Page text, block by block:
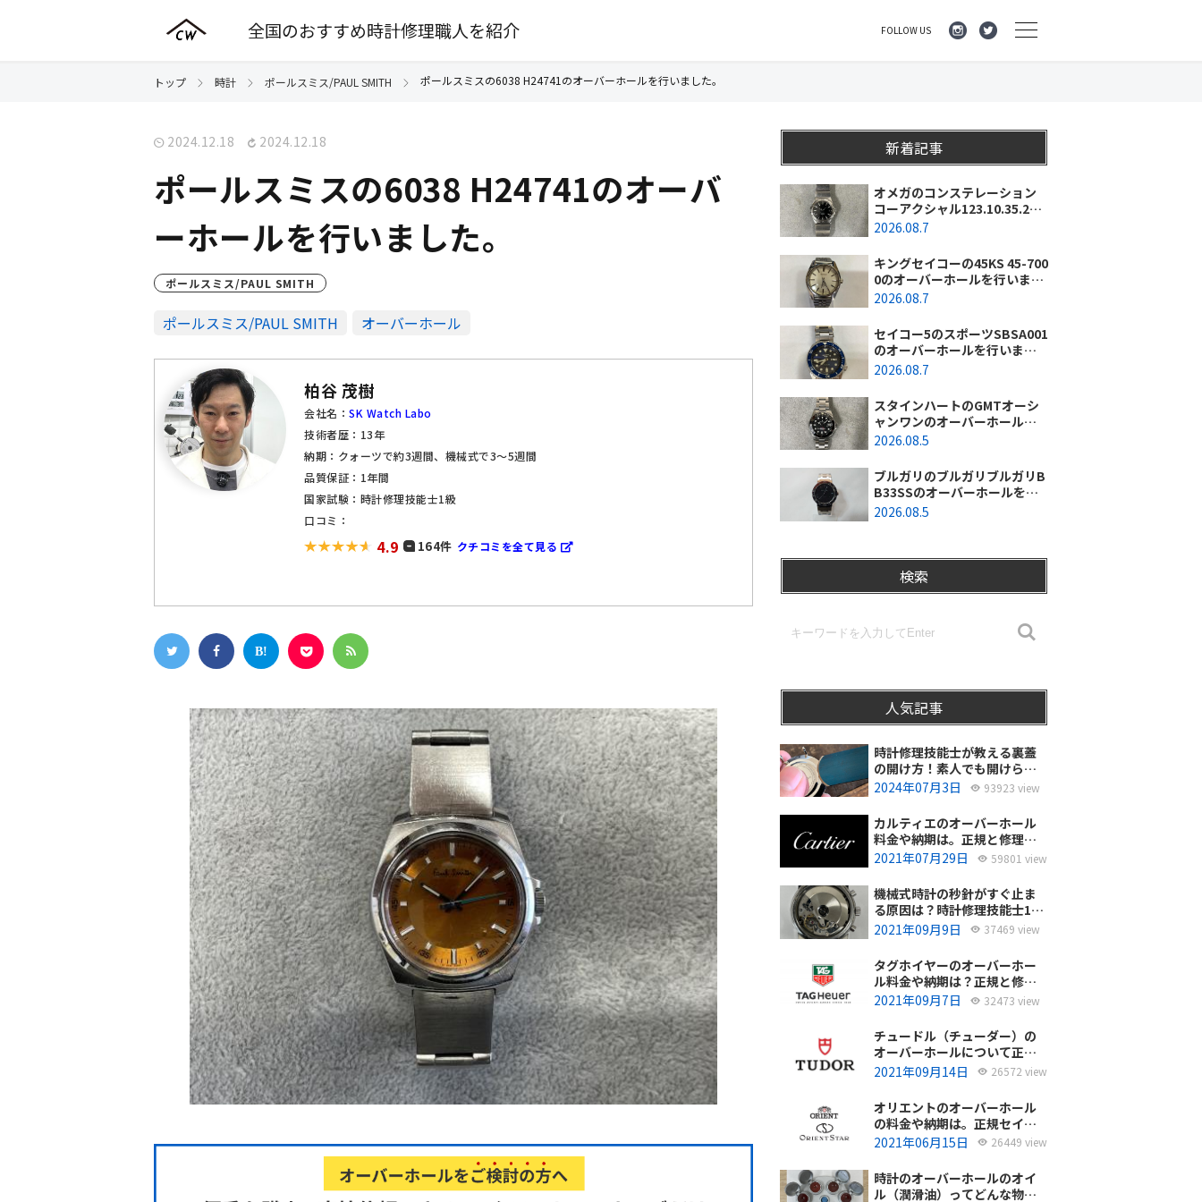
全国のおすすめ時計修理職人を紹介 FOLLOW US
トップ 時計 ポールスミス/PAUL SMITH ポールスミスの6038 H24741のオーバーホールを行いました。
2024.12.18 2024.12.18
ポールスミスの6038 H24741のオーバ
ーホールを行いました。
ポールスミス/PAUL SMITH
ポールスミス/PAUL SMITH オーバーホール
柏谷 茂樹
会社名： SK Watch Labo
技術者歴：13年
納期：クォーツで約3週間、機械式で3～5週間
品質保証：1年間
国家試験：時計修理技能士1級
口コミ：
4.9 164件 クチコミを全て見る
新着記事
オメガのコンステレーション
コーアクシャル123.10.35.20.0
1.001のオーバーホールを行い
様）
2026.08.7
キングセイコーの45KS 45-700
0のオーバーホールを行いまし
た。（埼玉県所沢市/I様）
2026.08.7
セイコー5のスポーツSBSA001
のオーバーホールを行いまし
た。（千葉県東金市/A様）
2026.08.7
スタインハートのGMTオーシ
ャンワンのオーバーホールを
行いました。（神奈川県平塚
2026.08.5
ブルガリのブルガリブルガリB
B33SSのオーバーホールを行
いました。（埼玉県所沢市/S
2026.08.5
検索
人気記事
時計修理技能士が教える裏蓋
の開け方！素人でも開けられ
る？
2024年07月3日 93923 view
カルティエのオーバーホール
料金や納期は。正規と修理専
門店の比較どちらがおすす
2021年07月29日 59801 view
機械式時計の秒針がすぐ止ま
る原因は？時計修理技能士1級
の技術者がお答えします。
2021年09月9日 37469 view
タグホイヤーのオーバーホー
ル料金や納期は？正規と修理
専門店の比較、どちらがおす
2021年09月7日 32473 view
チュードル（チューダー）の
オーバーホールについて正規
サービスと腕時計修理専門店
どっち？
2021年09月14日 26572 view
オリエントのオーバーホール
の料金や納期は。正規セイコ
ーエプソンと修理専門店の比
2021年06月15日 26449 view
時計のオーバーホールのオイ
ル（潤滑油）ってどんな物を